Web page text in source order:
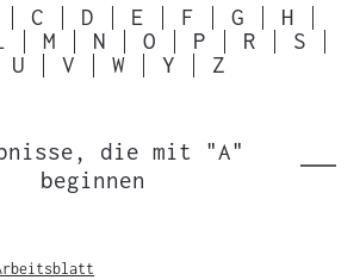
C D E F G
H
M N O P R
S
U V W Y Z
die mit "A"
beginnen